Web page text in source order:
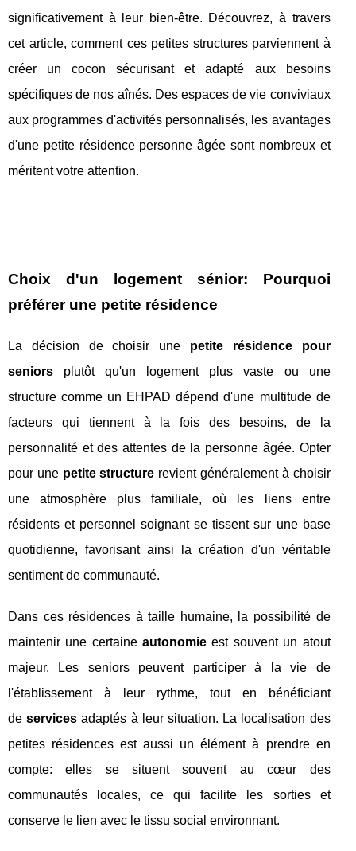
significativement à leur bien-être. Découvrez, à travers
cet article, comment ces petites structures parviennent à
créer un cocon sécurisant et adapté aux besoins
spécifiques de nos aînés. Des espaces de vie conviviaux
aux programmes d'activités personnalisés, les avantages
d'une petite résidence personne âgée sont nombreux et
méritent votre attention.
Choix d'un logement sénior: Pourquoi
préférer une petite résidence
La décision de choisir une petite résidence pour
seniors plutôt qu'un logement plus vaste ou une
structure comme un EHPAD dépend d'une multitude de
facteurs qui tiennent à la fois des besoins, de la
personnalité et des attentes de la personne âgée. Opter
pour une petite structure revient généralement à choisir
une atmosphère plus familiale, où les liens entre
résidents et personnel soignant se tissent sur une base
quotidienne, favorisant ainsi la création d'un véritable
sentiment de communauté.
Dans ces résidences à taille humaine, la possibilité de
maintenir une certaineautonomie est souvent un atout
majeur. Les seniors peuvent participer à la vie de
l'établissement à leur rythme, tout en bénéficiant
deservices adaptés à leur situation. La localisation des
petites résidences est aussi un élément à prendre en
compte: elles se situent souvent au cœur des
communautés locales, ce qui facilite les sorties et
conserve le lien avec le tissu social environnant.